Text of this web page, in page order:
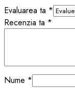
Evaluarea ta *
Recenzia ta *
Nume *